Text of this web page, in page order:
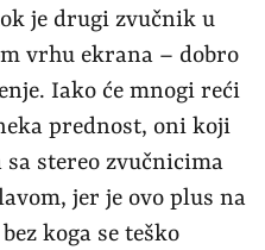
je drugi zvučnik u
vrhu ekrana – dobro
Iako će mnogi reći
prednost, oni koji
stereo zvučnicima
jer je ovo plus na
koga se teško